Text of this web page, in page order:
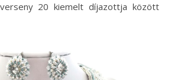
20 kiemelt díjazottja között